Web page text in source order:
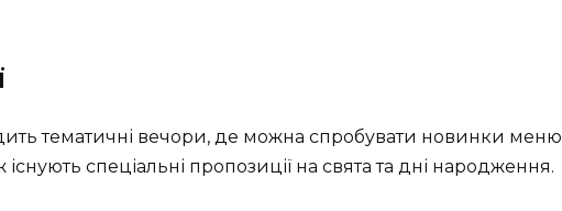
тематичні вечори, де можна спробувати новинки меню
спеціальні пропозиції на свята та дні народження.